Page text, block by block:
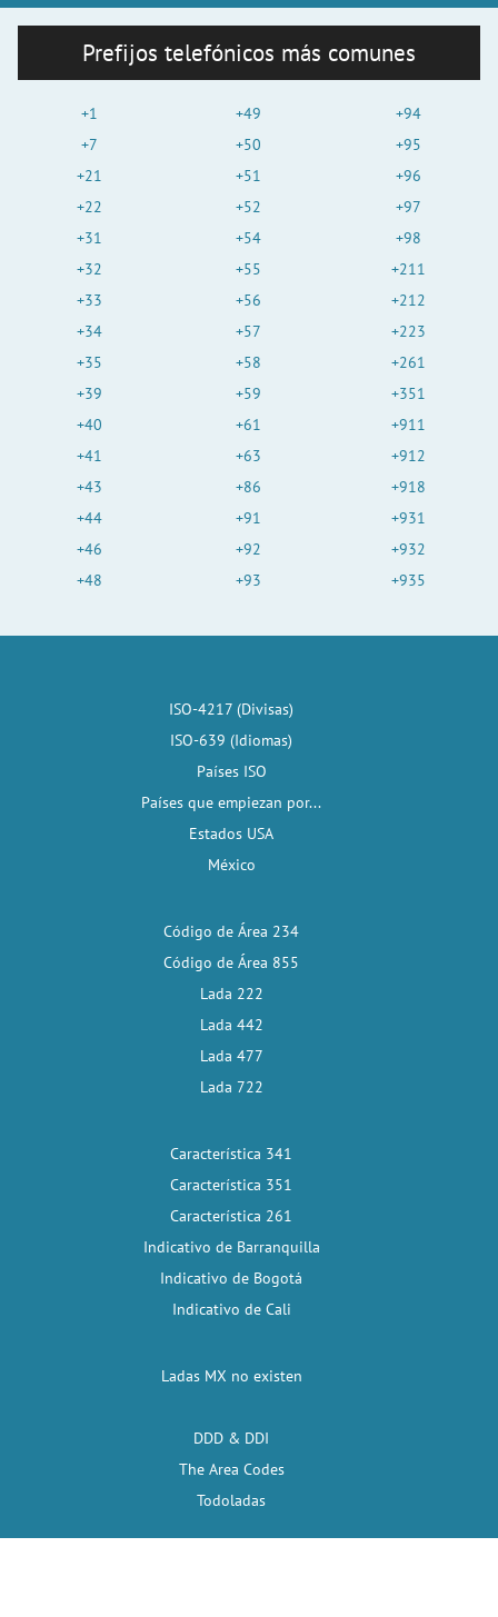
Prefijos telefónicos más comunes
+1
+7
+21
+22
+31
+32
+33
+34
+35
+39
+40
+41
+43
+44
+46
+48
+49
+50
+51
+52
+54
+55
+56
+57
+58
+59
+61
+63
+86
+91
+92
+93
+94
+95
+96
+97
+98
+211
+212
+223
+261
+351
+911
+912
+918
+931
+932
+935
ISO-4217 (Divisas)
ISO-639 (Idiomas)
Países ISO
Países que empiezan por...
Estados USA
México
Código de Área 234
Código de Área 855
Lada 222
Lada 442
Lada 477
Lada 722
Característica 341
Característica 351
Característica 261
Indicativo de Barranquilla
Indicativo de Bogotá
Indicativo de Cali
Ladas MX no existen
DDD & DDI
The Area Codes
Todoladas